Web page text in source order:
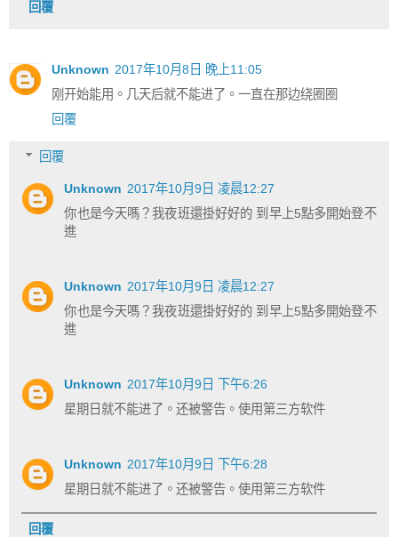
回覆
Unknown 2017年10月8日 晚上11:05
刚开始能用。几天后就不能进了。一直在那边绕圈圈
回覆
回覆
Unknown 2017年10月9日 凌晨12:27
你也是今天嗎？我夜班還掛好好的 到早上5點多開始登不
進
Unknown 2017年10月9日 凌晨12:27
你也是今天嗎？我夜班還掛好好的 到早上5點多開始登不
進
Unknown 2017年10月9日 下午6:26
星期日就不能进了。还被警告。使用第三方软件
Unknown 2017年10月9日 下午6:28
星期日就不能进了。还被警告。使用第三方软件
回覆